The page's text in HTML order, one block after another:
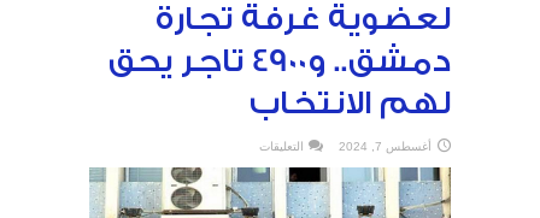
لعضوية غرفة تجارة
دمشق.. و4900 تاجر يحق
لهم الانتخاب
أغسطس 7, 2024 التعليقات
تاجراً
ترشحوا
حتى
الآن